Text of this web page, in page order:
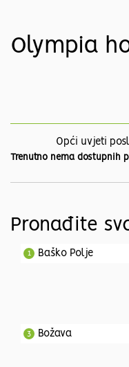
Olympia
Opći uvjeti
Trenutno nema dostupnih
Pronađite
Baško Polje
1
Božava
3